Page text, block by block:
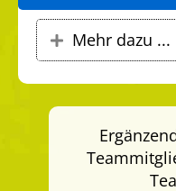
Expand
Mehr dazu ...